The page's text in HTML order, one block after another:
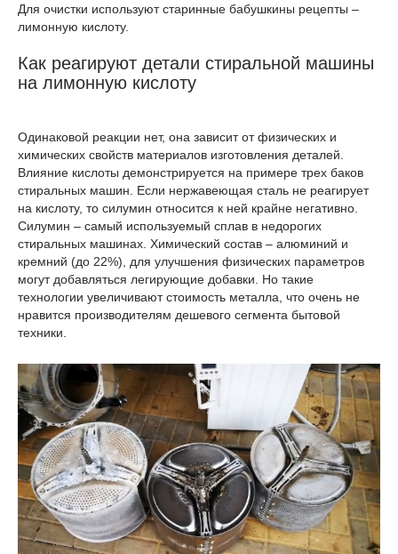
Для очистки используют старинные бабушкины рецепты –
лимонную кислоту.
Как реагируют детали стиральной машины
на лимонную кислоту
Одинаковой реакции нет, она зависит от физических и
химических свойств материалов изготовления деталей.
Влияние кислоты демонстрируется на примере трех баков
стиральных машин. Если нержавеющая сталь не реагирует
на кислоту, то силумин относится к ней крайне негативно.
Силумин – самый используемый сплав в недорогих
стиральных машинах. Химический состав – алюминий и
кремний (до 22%), для улучшения физических параметров
могут добавляться легирующие добавки. Но такие
технологии увеличивают стоимость металла, что очень не
нравится производителям дешевого сегмента бытовой
техники.